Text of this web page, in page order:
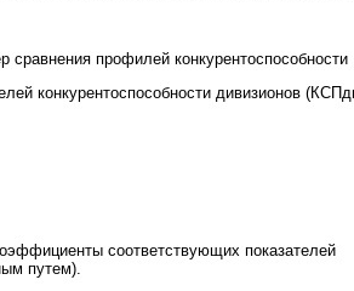
сравнения профилей конкурентоспособности
конкурентоспособности дивизионов
соответствующих показателей
путем).